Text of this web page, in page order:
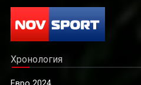
Хронология